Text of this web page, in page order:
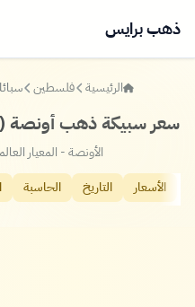
ذهب برايس
الرئيسية فلسطين
سعر سبيكة ذهب أونصة (31.1 جرام) - عيار 24 اليوم
الأونصة - المعيار
الأسعار
التاريخ الحاسبة